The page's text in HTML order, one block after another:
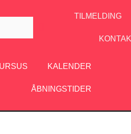
TILMELDING
KALENDER
ÅBNINGSTIDER